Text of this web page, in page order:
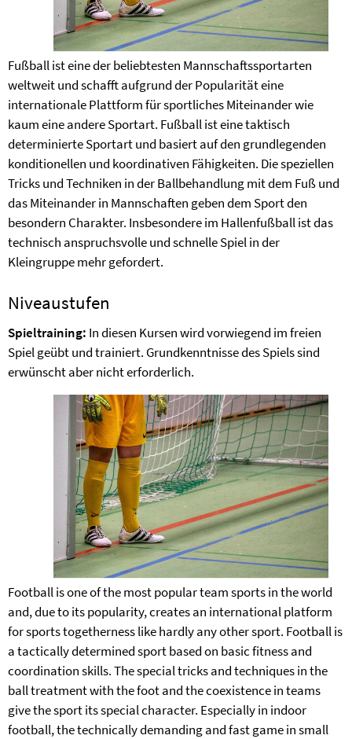
Fußball ist eine der beliebtesten Mannschaftssportarten
weltweit und schafft aufgrund der Popularität eine
internationale Plattform für sportliches Miteinander wie
kaum eine andere Sportart. Fußball ist eine taktisch
determinierte Sportart und basiert auf den grundlegenden
konditionellen und koordinativen Fähigkeiten. Die speziellen
Tricks und Techniken in der Ballbehandlung mit dem Fuß und
das Miteinander in Mannschaften geben dem Sport den
besondern Charakter. Insbesondere im Hallenfußball ist das
technisch anspruchsvolle und schnelle Spiel in der
Kleingruppe mehr gefordert.
Niveaustufen
Spieltraining: In diesen Kursen wird vorwiegend im freien
Spiel geübt und trainiert. Grundkenntnisse des Spiels sind
erwünscht aber nicht erforderlich.
Football is one of the most popular team sports in the world
and, due to its popularity, creates an international platform
for sports togetherness like hardly any other sport. Football is
a tactically determined sport based on basic fitness and
coordination skills. The special tricks and techniques in the
ball treatment with the foot and the coexistence in teams
give the sport its special character. Especially in indoor
football, the technically demanding and fast game in small